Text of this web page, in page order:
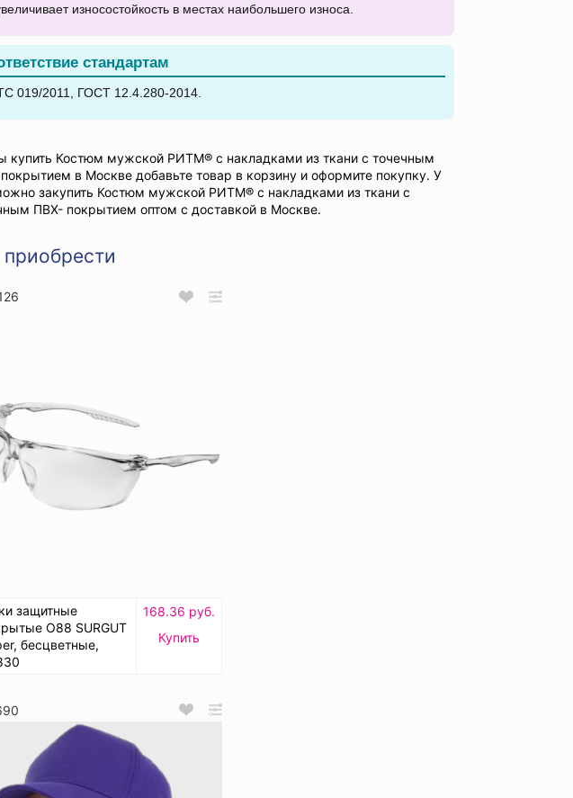
износостойкость в местах наибольшего износа.
стандартам
019/2011, ГОСТ 12.4.280-2014.
купить Костюм мужской РИТМ® с накладками из ткани с точечным
в Москве добавьте товар в корзину и оформите покупку. У
закупить Костюм мужской РИТМ® с накладками из ткани с
ПВХ- покрытием оптом с доставкой в Москве.
защитные
О88 SURGUT
бесцветные,
168.36 руб.
Купить